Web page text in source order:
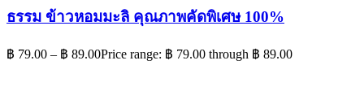
ธรรม ข้าวหอมมะลิ คุณภาพคัดพิเศษ 100%
฿ 79.00 – ฿ 89.00Price range: ฿ 79.00 through ฿ 89.00